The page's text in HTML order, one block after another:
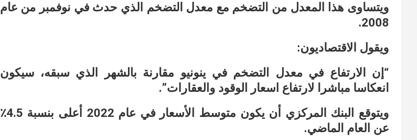
ويتساوى هذا المعدل من التضخم مع معدل التضخم الذي حدث في نوفمبر من عام
2008.
ويقول الاقتصاديون:
“إن الارتفاع في معدل التضخم في ينونيو مقارنة بالشهر الذي سبقه، سيكون
انعكاسا مباشرا لارتفاع اسعار الوقود والعقارات”.
ويتوقع البنك المركزي أن يكون متوسط ​​الأسعار في عام 2022 أعلى بنسبة 4.5٪
عن العام الماضي.